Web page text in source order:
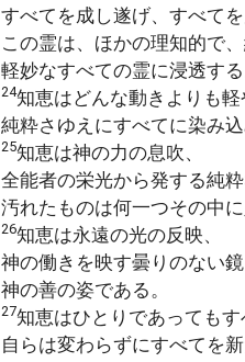
すべてを成し遂げ、すべてを
この霊は、ほかの理知的で、
軽妙なすべての霊に浸透する
24知恵はどんな動きよりも軽
純粋さゆえにすべてに染み込
25知恵は神の力の息吹、
全能者の栄光から発する純粋
汚れたものは何一つその中に
26知恵は永遠の光の反映、
神の働きを映す曇りのない鏡
神の善の姿である。
27知恵はひとりであってもす
自らは変わらずにすべてを新